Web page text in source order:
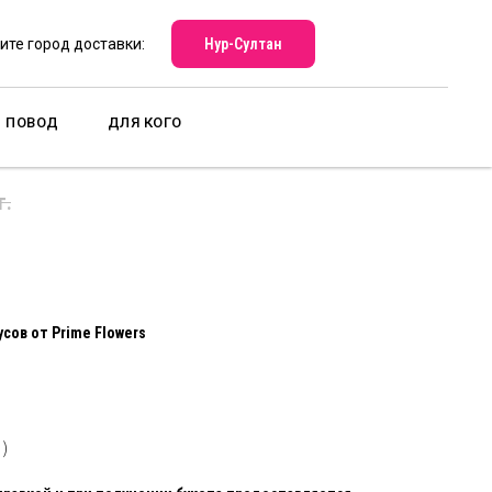
город доставки: Нур-Султан
ПОВОД ДЛЯ КОГО
от Prime Flowers